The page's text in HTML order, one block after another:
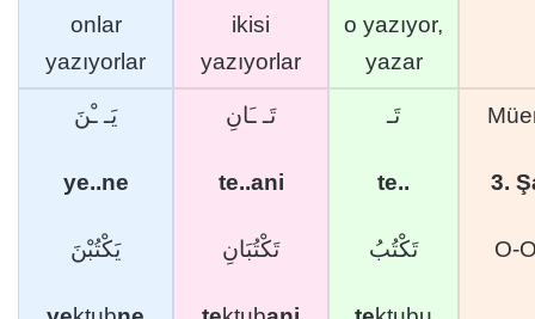
onlar
yazıyorlar
ikisi
yazıyorlar
o yazıyor,
yazar
يَـ ـْنَ
ye..ne
يَكْتُبْنَ
تَـ ـَانِ
te..ani
تَكْتُبَانِ
تَـ
te..
تَكْتُبُ
3.
O-